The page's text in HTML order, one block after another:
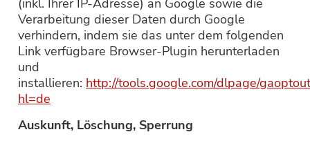
Verarbeitung dieser Daten durch Google
verhindern, indem sie das unter dem folgenden
Link verfügbare Browser-Plugin herunterladen
und
installieren: http://tools.google.com/dlpage/
hl=de
Auskunft, Löschung, Sperrung